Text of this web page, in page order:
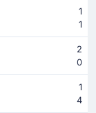
1
1
2
0
1
4